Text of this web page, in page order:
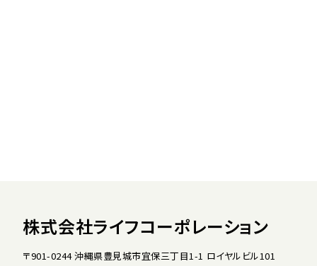
株式会社ライフコーポレーション
〒901-0244 沖縄県豊見城市宜保三丁目1-1 ロイヤルビル101